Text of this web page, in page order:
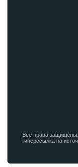
Все права защищены.
гиперссылка на